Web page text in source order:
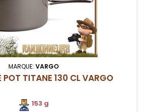
MARQUE: VARGO
POT TITANE 130 CL VARGO
153 g